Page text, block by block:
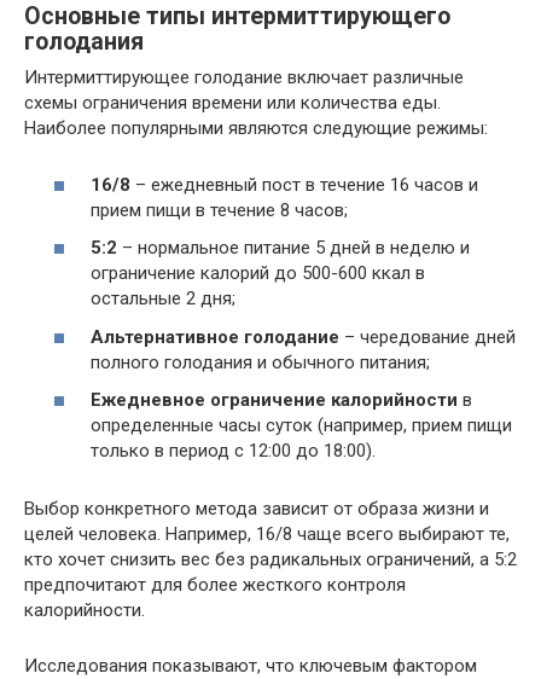
Основные типы интермиттирующего
голодания
Интермиттирующее голодание включает различные
схемы ограничения времени или количества еды.
Наиболее популярными являются следующие режимы:
16/8 – ежедневный пост в течение 16 часов и
прием пищи в течение 8 часов;
5:2 – нормальное питание 5 дней в неделю и
ограничение калорий до 500-600 ккал в
остальные 2 дня;
Альтернативное голодание – чередование дней
полного голодания и обычного питания;
Ежедневное ограничение калорийности в
определенные часы суток (например, прием пищи
только в период с 12:00 до 18:00).
Выбор конкретного метода зависит от образа жизни и
целей человека. Например, 16/8 чаще всего выбирают те,
кто хочет снизить вес без радикальных ограничений, а 5:2
предпочитают для более жесткого контроля
калорийности.
Исследования показывают, что ключевым фактором